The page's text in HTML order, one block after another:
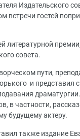
Издательского
гостей
совета.
пути,
и представил
драматургии.
частности,
будущему актеру.
также издание